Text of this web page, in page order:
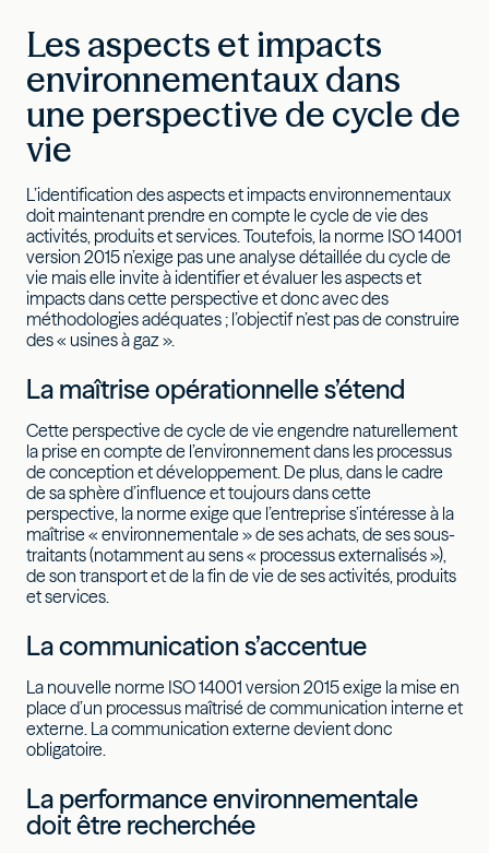
Les aspects et impacts
environnementaux dans
une perspective de cycle de
vie
L’identification des aspects et impacts environnementaux
doit maintenant prendre en compte le cycle de vie des
activités, produits et services. Toutefois, la norme ISO 14001
version 2015 n’exige pas une analyse détaillée du cycle de
vie mais elle invite à identifier et évaluer les aspects et
impacts dans cette perspective et donc avec des
méthodologies adéquates ; l’objectif n’est pas de construire
des « usines à gaz ».
La maîtrise opérationnelle s’étend
Cette perspective de cycle de vie engendre naturellement
la prise en compte de l’environnement dans les processus
de conception et développement. De plus, dans le cadre
de sa sphère d’influence et toujours dans cette
perspective, la norme exige que l’entreprise s’intéresse à la
maîtrise « environnementale » de ses achats, de ses sous-
traitants (notamment au sens « processus externalisés »),
de son transport et de la fin de vie de ses activités, produits
et services.
La communication s’accentue
La nouvelle norme ISO 14001 version 2015 exige la mise en
place d’un processus maîtrisé de communication interne et
externe. La communication externe devient donc
obligatoire.
La performance environnementale
doit être recherchée